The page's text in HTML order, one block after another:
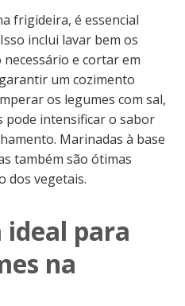
frigideira, é essencial
inclui lavar bem os
necessário e cortar em
um cozimento
os legumes com sal,
pode intensificar o sabor
Marinadas à base
também são ótimas
dos vegetais.
para
na